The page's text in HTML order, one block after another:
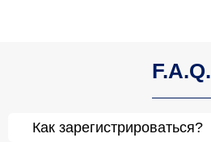
F.A.Q.
Как зарегистрироваться?